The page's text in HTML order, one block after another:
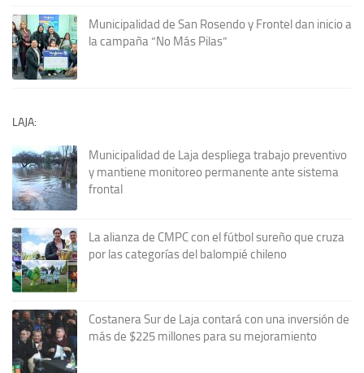
Municipalidad de San Rosendo y Frontel dan inicio a
la campaña “No Más Pilas”
LAJA:
Municipalidad de Laja despliega trabajo preventivo
y mantiene monitoreo permanente ante sistema
frontal
La alianza de CMPC con el fútbol sureño que cruza
por las categorías del balompié chileno
Costanera Sur de Laja contará con una inversión de
más de $225 millones para su mejoramiento